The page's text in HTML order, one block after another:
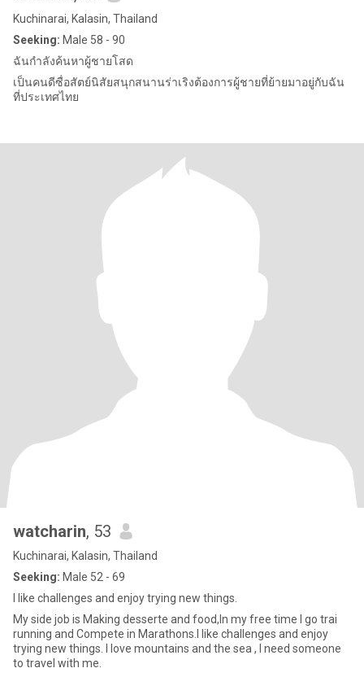
Kuchinarai, Kalasin, Thailand
Seeking: Male 58 - 90
ฉันกำลังค้นหาผู้ชายโสด
เป็นคนดีซื่อสัตย์นิสัยสนุกสนานร่าเริงต้องการผู้ชายที่ย้ายมาอยู่กับฉัน
ที่ประเทศไทย
watcharin, 53
Kuchinarai, Kalasin, Thailand
Seeking: Male 52 - 69
I like challenges and enjoy trying new things.
My side job is Making desserte and food,In my free time I go trai
running and Compete in Marathons.I like challenges and enjoy
trying new things. I love mountains and the sea , I need someone
to travel with me.